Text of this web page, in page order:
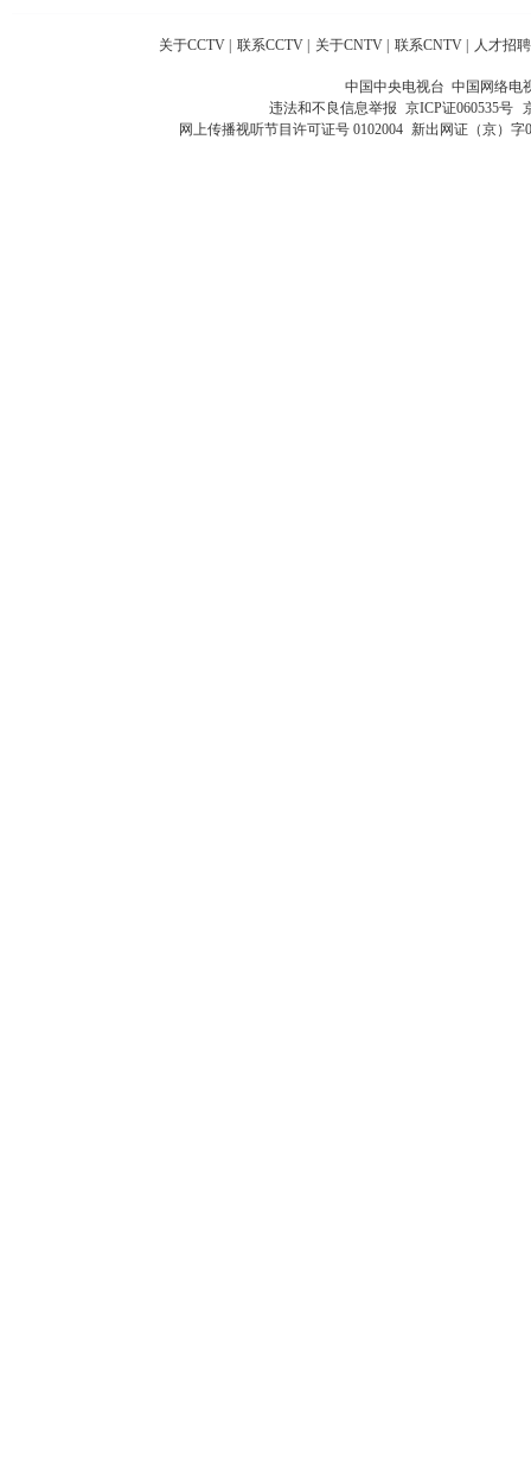
关于CCTV 联系CCTV 关于CNTV 联系CNTV 人才招聘
中国中央电视台 中国网络电
违法和不良信息举报 京ICP证060535号
网上传播视听节目许可证号 0102004 新出网证（京）